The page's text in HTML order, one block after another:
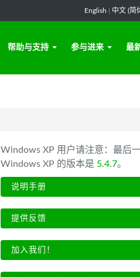
English 中文 (简
帮助与支持 参与进来 最
Windows XP 用户请注意：最后
Windows XP 的版本是 5.4.7。
说明手册
提供反馈
加入我们！